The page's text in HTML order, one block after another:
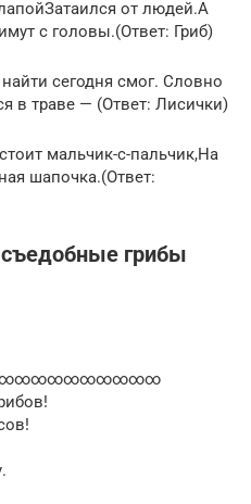
от людей.А
с головы.(Ответ: Гриб)
сегодня смог. Словно
в траве — (Ответ: Лисички)
мальчик-с-пальчик,На
шапочка.(Ответ:
грибы